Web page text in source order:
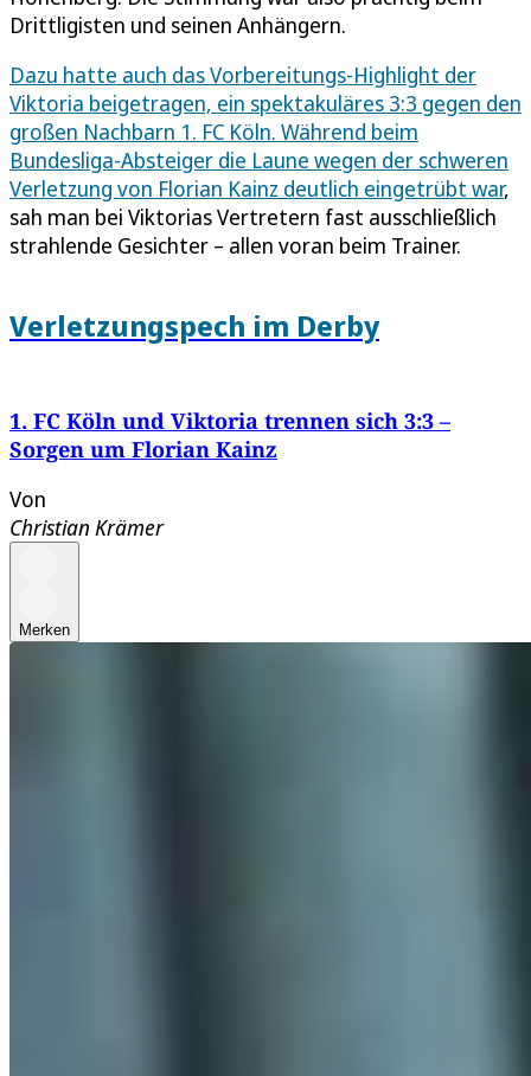
Drittligisten und seinen Anhängern.
Dazu hatte auch das Vorbereitungs-Highlight der
Viktoria beigetragen, ein spektakuläres 3:3 gegen den
großen Nachbarn 1. FC Köln. Während beim
Bundesliga-Absteiger die Laune wegen der schweren
Verletzung von Florian Kainz deutlich eingetrübt war,
sah man bei Viktorias Vertretern fast ausschließlich
strahlende Gesichter – allen voran beim Trainer.
Verletzungspech im Derby
1. FC Köln und Viktoria trennen sich 3:3 –
Sorgen um Florian Kainz
Von
Christian Krämer
Merken